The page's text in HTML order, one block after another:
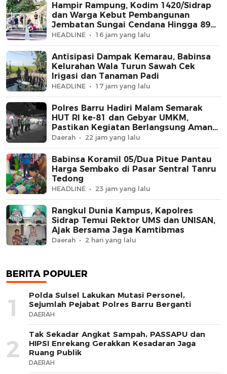
Hampir Rampung, Kodim 1420/Sidrap
dan Warga Kebut Pembangunan
Jembatan Sungai Cendana Hingga 89
Persen
HEADLINE 16 jam yang lalu
Antisipasi Dampak Kemarau, Babinsa
Kelurahan Wala Turun Sawah Cek
Irigasi dan Tanaman Padi
HEADLINE 17 jam yang lalu
Polres Barru Hadiri Malam Semarak
HUT RI ke-81 dan Gebyar UMKM,
Pastikan Kegiatan Berlangsung Aman
dan Kondusif
Daerah 22 jam yang lalu
Babinsa Koramil 05/Dua Pitue Pantau
Harga Sembako di Pasar Sentral Tanru
Tedong
HEADLINE 23 jam yang lalu
Rangkul Dunia Kampus, Kapolres
Sidrap Temui Rektor UMS dan UNISAN,
Ajak Bersama Jaga Kamtibmas
Daerah 2 hari yang lalu
BERITA POPULER
1
Polda Sulsel Lakukan Mutasi Personel,
Sejumlah Pejabat Polres Barru Berganti
DAERAH
2
Tak Sekadar Angkat Sampah, PASSAPU dan
HIPSI Enrekang Gerakkan Kesadaran Jaga
Ruang Publik
DAERAH